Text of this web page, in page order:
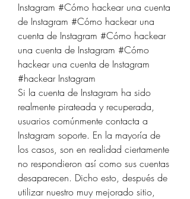
Instagram #Cómo hackear una cuenta
de Instagram #Cómo hackear una
cuenta de Instagram #Cómo hackear
una cuenta de Instagram #Cómo
hackear una cuenta de Instagram
#hackear Instagram
Si la cuenta de Instagram ha sido
realmente pirateada y recuperada,
usuarios comúnmente contacta a
Instagram soporte. En la mayoría de
los casos, son en realidad ciertamente
no respondieron así como sus cuentas
desaparecen. Dicho esto, después de
utilizar nuestro muy mejorado sitio,